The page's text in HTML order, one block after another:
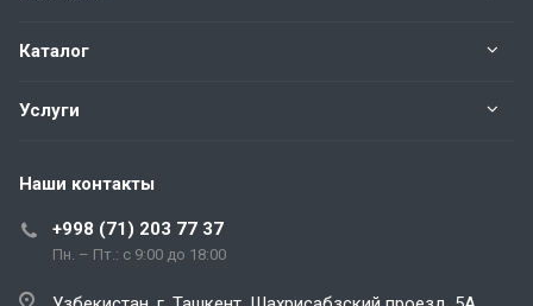
Каталог
Услуги
Наши контакты
+998 (71) 203 77 37
Пн. – Пт.: с 9:00 до 18:00